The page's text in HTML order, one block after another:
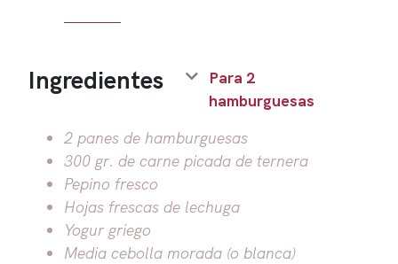
Ingredientes
Para 2
hamburguesas
2 panes de hamburguesas
300 gr. de carne picada de ternera
Pepino fresco
Hojas frescas de lechuga
Yogur griego
Media cebolla morada (o blanca)